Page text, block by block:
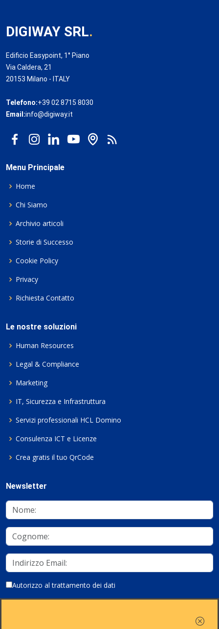
DIGIWAY SRL.
Edificio Easypoint, 1° Piano
Via Caldera, 21
20153 Milano - ITALY
Telefono:+39 02 8715 8030
Email:info@digiway.it
Menu Principale
Home
Chi Siamo
Archivio articoli
Storie di Successo
Cookie Policy
Privacy
Richiesta Contatto
Le nostre soluzioni
Human Resources
Legal & Compliance
Marketing
IT, Sicurezza e Infrastruttura
Servizi professionali HCL Domino
Consulenza ICT e Licenze
Crea gratis il tuo QrCode
Newsletter
Autorizzo al trattamento dei dati